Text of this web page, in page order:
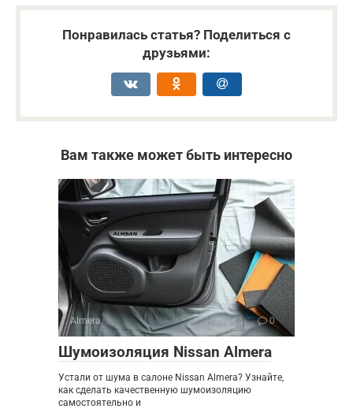
Понравилась статья? Поделиться с
друзьями:
Вам также может быть интересно
Almera 0
Шумоизоляция Nissan Almera
Устали от шума в салоне Nissan Almera? Узнайте,
как сделать качественную шумоизоляцию
самостоятельно и